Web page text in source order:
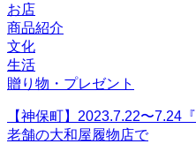
お店
商品紹介
文化
生活
贈り物・プレゼント
【神保町】2023.7.22〜7.24
老舗の大和屋履物店で